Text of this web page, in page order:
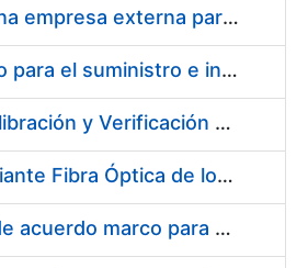
Servicios de una empresa externa para el asesoramiento y resolución de los recursos de alzada que se presentan relacionados con procesos de selección para la FNMT-RCM
Acuerdo marco para el suministro e instalación de persianas, estores y otros complementos
Servicio de Calibración y Verificación Externa de los Equipos de Medición del Servicio de Prevención de la FNMT-RCM
Conexión mediante Fibra Óptica de los Centros de Proceso de Datos (CPDs) de las sedes de la FNMT-RCM de Burgos y Madrid
Contratación de acuerdo marco para el Suministro de Material de Electricidad para la Fábrica Nacional de Moneda y Timbre-Real Casa de la Moneda en su centro de trabajo de Burgos